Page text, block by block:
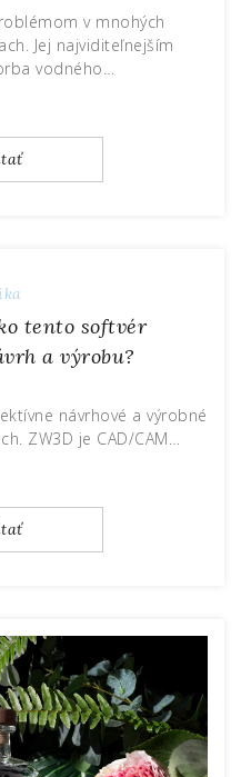
v mnohých
Jej najviditeľnejším
vodného…
tento softvér
a výrobu?
ZW3D je CAD/CAM…